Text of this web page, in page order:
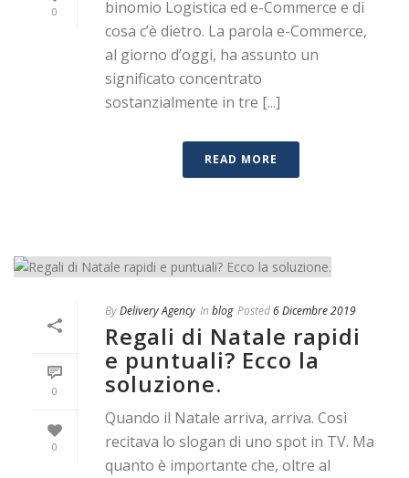
0
binomio Logistica ed e-Commerce e di
cosa c’è dietro. La parola e-Commerce,
al giorno d’oggi, ha assunto un
significato concentrato
sostanzialmente in tre [...]
READ MORE
0
0
ByDelivery Agency In blog Posted6 Dicembre 2019
Regali di Natale rapidi
e puntuali? Ecco la
soluzione.
Quando il Natale arriva, arriva. Così
recitava lo slogan di uno spot in TV. Ma
quanto è importante che, oltre al